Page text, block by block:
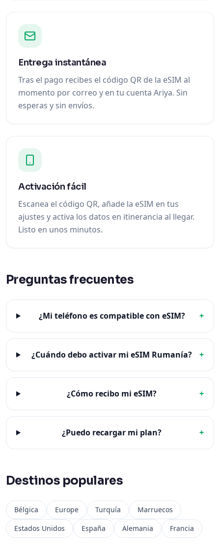
Entrega instantánea
Tras el pago recibes el código QR de la eSIM al
momento por correo y en tu cuenta Ariya. Sin
esperas y sin envíos.
Activación fácil
Escanea el código QR, añade la eSIM en tus
ajustes y activa los datos en itinerancia al llegar.
Listo en unos minutos.
Preguntas frecuentes
¿Mi teléfono es compatible con eSIM? +
¿Cuándo debo activar mi eSIM Rumanía? +
¿Cómo recibo mi eSIM? +
¿Puedo recargar mi plan? +
Destinos populares
Bélgica Europe Turquía
Marruecos
Estados Unidos
España Alemania Francia